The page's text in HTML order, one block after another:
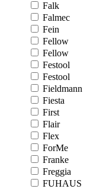
Falk
Falmec
Fein
Fellow
Fellow
Festool
Festool
Fieldmann
Fiesta
First
Flair
Flex
ForMe
Franke
Freggia
FUHAUS